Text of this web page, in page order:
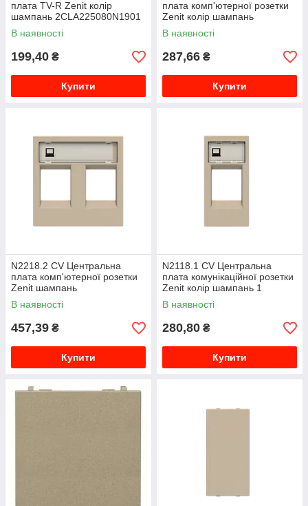
плата TV-R Zenit колір
шампань 2CLA225080N1901
В наявності
199,40 ₴
Купити
плата комп'ютерної розетки
Zenit колір шампань
2CLA221810N1901
В наявності
287,66 ₴
Купити
N2218.2 CV Центральна
плата комп'ютерної розетки
Zenit шампань
2CLA221820N1901
В наявності
457,39 ₴
Купити
N2118.1 CV Центральна
плата комунікаційної розетки
Zenit колір шампань 1
модуль 2CLA211810N1901
В наявності
280,80 ₴
Купити